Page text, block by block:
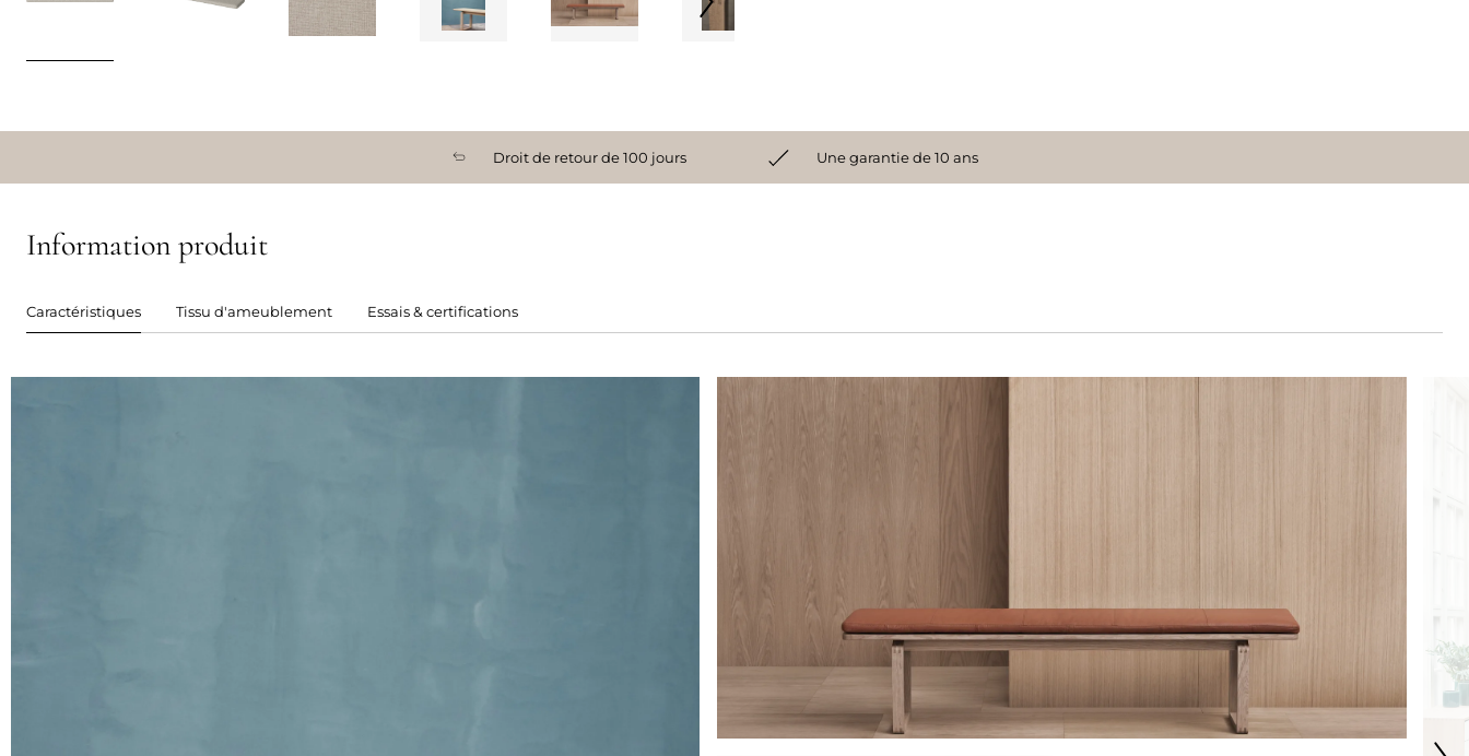
Droit de retour de 100 jours Une garantie de 10 ans
Information produit
Caractéristiques Tissu d'ameublement Essais & certifications